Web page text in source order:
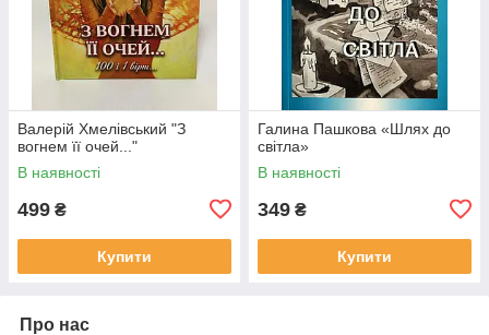
Валерій Хмелівський "З
вогнем її очей..."
В наявності
499 ₴
Купити
Галина Пашкова «Шлях до
світла»
В наявності
349 ₴
Купити
Про нас